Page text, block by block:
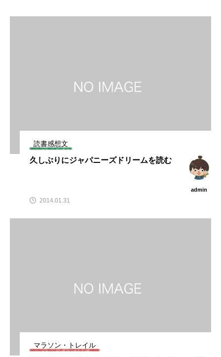
読書感想文
久しぶりにジャパニーズドリームを読む
admin
2014.01.31
マラソン・トレイル